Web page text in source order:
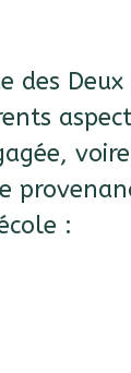
des Deux
voire
: